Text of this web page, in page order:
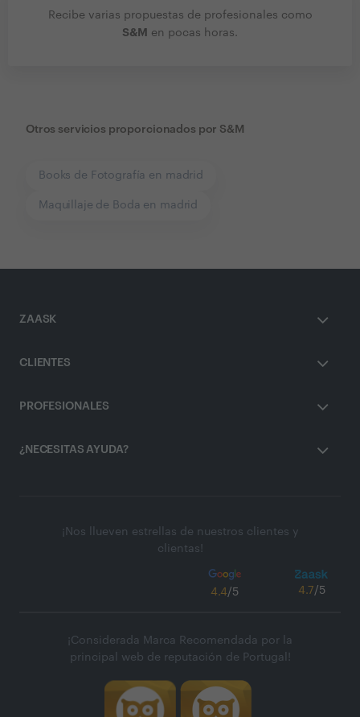
Recibe varias propuestas de profesionales como
S&M
en pocas horas.
Otros servicios proporcionados por S&M
Books de Fotografía en madrid
Maquillaje de Boda en madrid
ZAASK
CLIENTES
PROFESIONALES
¿NECESITAS AYUDA?
¡Nos llueven estrellas de nuestros clientes y
clientas!
4.4/5 4.7/5
¡Considerada Marca Recomendada por la
principal web de reputación de Portugal!